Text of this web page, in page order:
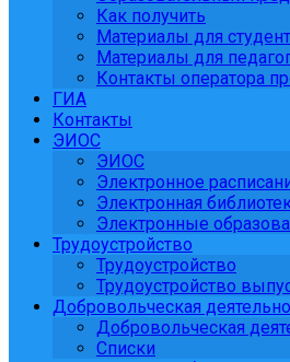
Как получить
Материалы для
Материалы для
Контакты оператора
ГИА
Контакты
ЭИОС
ЭИОС
Электронное
Электронная
Электронные
Трудоустройство
Трудоустройство
Трудоустройство
Добровольческая
Добровольческая
Списки